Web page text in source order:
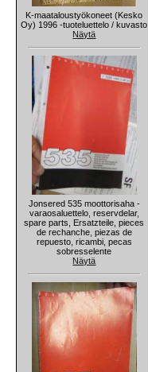
K-maataloustyökoneet (Kesko
Oy) 1996 -tuoteluettelo / kuvasto
Näytä
Jonsered 535 moottorisaha -
varaosaluettelo, reservdelar,
spare parts, Ersatzteile, pieces
de rechanche, piezas de
repuesto, ricambi, pecas
sobresselente
Näytä